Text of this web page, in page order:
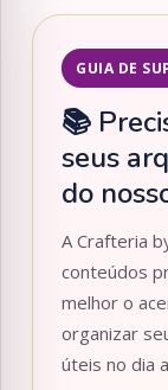
GUIA DE
📚
seus
do
A Crafteria
conteúdos
melhor o
organizar
úteis no dia